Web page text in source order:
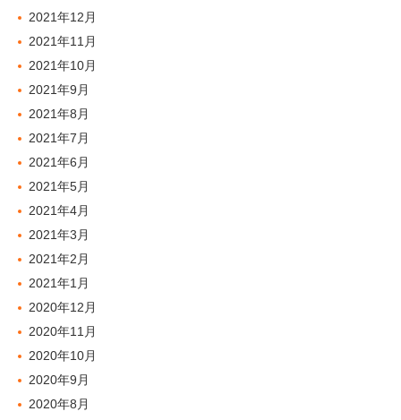
2021年12月
2021年11月
2021年10月
2021年9月
2021年8月
2021年7月
2021年6月
2021年5月
2021年4月
2021年3月
2021年2月
2021年1月
2020年12月
2020年11月
2020年10月
2020年9月
2020年8月